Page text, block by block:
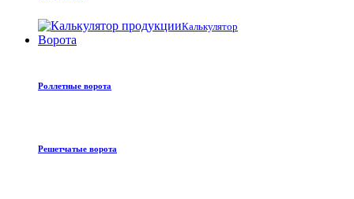
Калькулятор
Ворота
Роллетные ворота
Решетчатые ворота